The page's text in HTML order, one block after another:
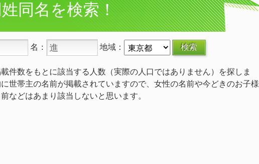
姓同名を検索！
名： 地域：
件数をもとに該当する人数（実際の人口ではありません）を探しま
世帯主の名前が掲載されていますので、女性の名前や今どきのお子様
などはあまり該当しないと思います。